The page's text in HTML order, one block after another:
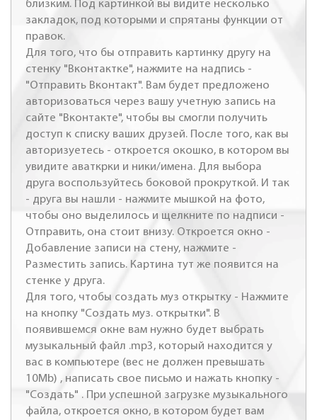
близким. Под картинкой вы видите несколько
закладок, под которыми и спрятаны функции от
правок.
Для того, что бы отправить картинку другу на
стенку "Вконтактке", нажмите на надпись -
"Отправить Вконтакт". Вам будет предложено
авторизоваться через вашу учетную запись на
сайте "Вконтакте", чтобы вы смогли получить
доступ к списку ваших друзей. После того, как вы
авторизуетесь - откроется окошко, в котором вы
увидите аваткрки и ники/имена. Для выбора
друга воспользуйтесь боковой прокруткой. И так
- друга вы нашли - нажмите мышкой на фото,
чтобы оно выделилось и щелкните по надписи -
Отправить, она стоит внизу. Откроется окно -
Добавление записи на стену, нажмите -
Разместить запись. Картина тут же появится на
стенке у друга.
Для того, чтобы создать муз открытку - Нажмите
на кнопку "Создать муз. открытки". В
появившемся окне вам нужно будет выбрать
музыкальный файл .mp3, который находится у
вас в компьютере (вес не должен превышать
10Mb) , написать свое письмо и нажать кнопку -
"Создать" . При успешной загрузке музыкального
файла, откроется окно, в котором будет вам